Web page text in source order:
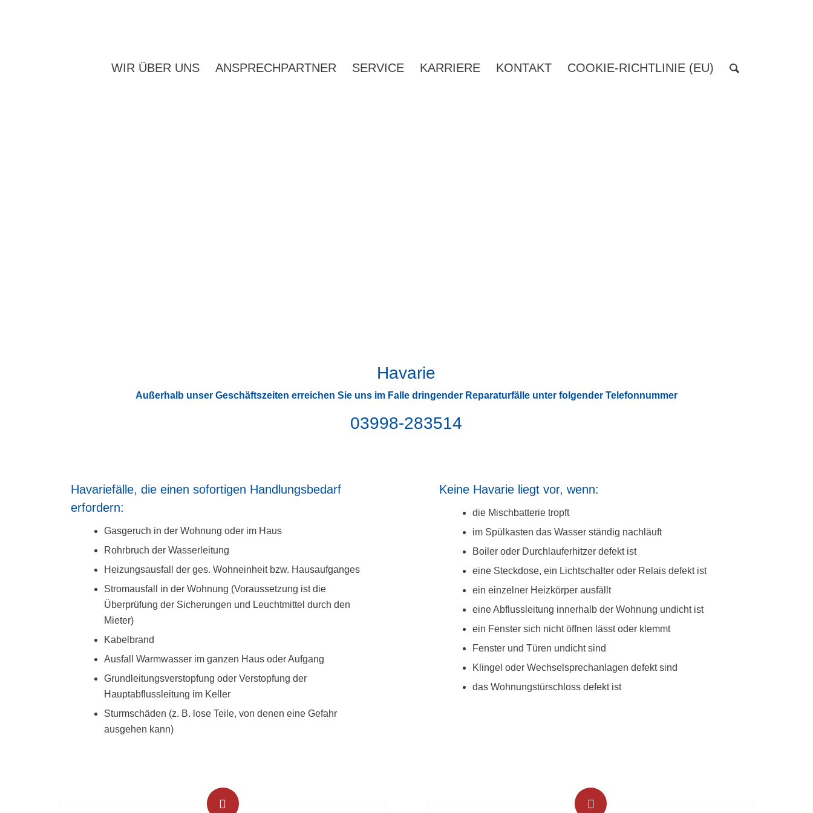
WIR ÜBER UNS ANSPRECHPARTNER SERVICE KARRIERE KONTAKT COOKIE-RICHTLINIE (EU)
Havarie
Außerhalb unser Geschäftszeiten erreichen Sie uns im Falle dringender Reparaturfälle unter folgender Telefonnummer
03998-283514
Havariefälle, die einen sofortigen Handlungsbedarf
erfordern:
Gasgeruch in der Wohnung oder im Haus
Rohrbruch der Wasserleitung
Heizungsausfall der ges. Wohneinheit bzw. Hausaufganges
Stromausfall in der Wohnung (Voraussetzung ist die
Überprüfung der Sicherungen und Leuchtmittel durch den
Mieter)
Kabelbrand
Ausfall Warmwasser im ganzen Haus oder Aufgang
Grundleitungsverstopfung oder Verstopfung der
Hauptabflussleitung im Keller
Sturmschäden (z. B. lose Teile, von denen eine Gefahr
ausgehen kann)
Keine Havarie liegt vor, wenn:
die Mischbatterie tropft
im Spülkasten das Wasser ständig nachläuft
Boiler oder Durchlauferhitzer defekt ist
eine Steckdose, ein Lichtschalter oder Relais defekt ist
ein einzelner Heizkörper ausfällt
eine Abflussleitung innerhalb der Wohnung undicht ist
ein Fenster sich nicht öffnen lässt oder klemmt
Fenster und Türen undicht sind
Klingel oder Wechselsprechanlagen defekt sind
das Wohnungstürschloss defekt ist